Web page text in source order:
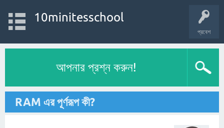
প্রবেশ
10minitesschool
আপনার প্রশ্ন করুন!
RAM এর পূর্ণরূপ কী?